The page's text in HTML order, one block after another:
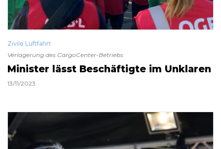
Zivile Luftfahrt
Verlagerung des CargoCenter-Betriebs
Minister lässt Beschäftigte im Unklaren
13/11/2023